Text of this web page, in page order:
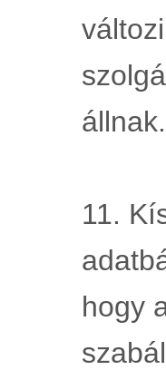
állnak.
11.
hogy